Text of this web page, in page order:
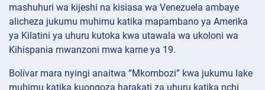
mashuhuri wa kijeshi na kisiasa wa Venezuela ambaye
alicheza jukumu muhimu katika mapambano ya Amerika
ya Kilatini ya uhuru kutoka kwa utawala wa ukoloni wa
Kihispania mwanzoni mwa karne ya 19.
Bolívar mara nyingi anaitwa “Mkombozi” kwa jukumu lake
muhimu katika kuongoza harakati za uhuru katika nchi